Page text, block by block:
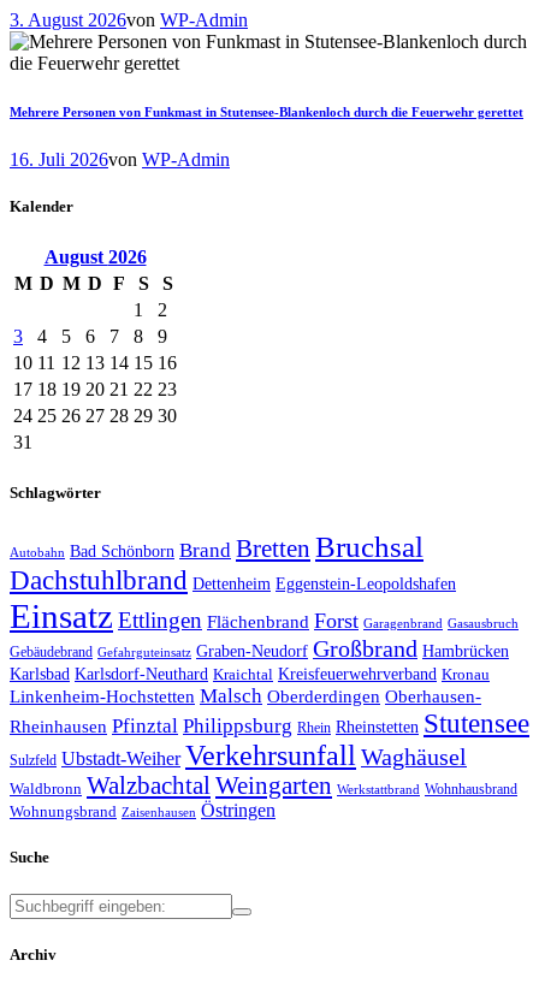
3. August 2026von WP-Admin
Mehrere Personen von Funkmast in Stutensee-Blankenloch durch die Feuerwehr gerettet
16. Juli 2026von WP-Admin
Kalender
August 2026
M D M D F S
S
1
2
3
4 5 6 7 8
9
10 11 12 13 14 15 16
17 18 19 20 21 22 23
24 25 26 27 28 29 30
31
Schlagwörter
Autobahn Bad Schönborn Brand Bretten Bruchsal
Dachstuhlbrand Dettenheim Eggenstein-Leopoldshafen
Einsatz Ettlingen Flächenbrand Forst Garagenbrand Gasausbruch
Gebäudebrand Gefahrguteinsatz Graben-Neudorf Großbrand Hambrücken
Karlsbad Karlsdorf-Neuthard Kraichtal Kreisfeuerwehrverband Kronau
Linkenheim-Hochstetten Malsch Oberderdingen Oberhausen-
Rheinhausen Pfinztal Philippsburg Rhein Rheinstetten Stutensee
Sulzfeld Ubstadt-Weiher Verkehrsunfall Waghäusel
Waldbronn Walzbachtal Weingarten Werkstattbrand Wohnhausbrand
Wohnungsbrand Zaisenhausen Östringen
Suche
Archiv